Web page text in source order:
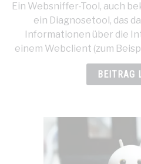
Ein Websniffer-Tool, auch
ein Diagnosetool, das
Informationen über die
einem Webclient (zum
BEITRAG